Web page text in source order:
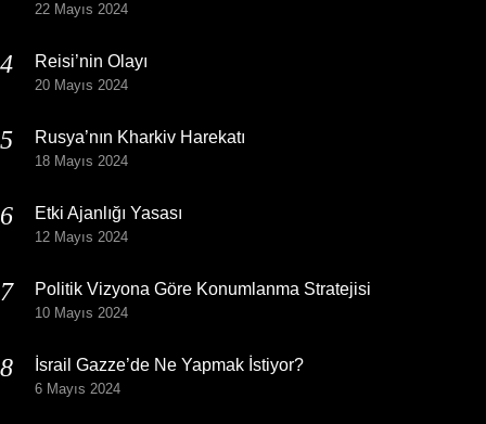
22 Mayıs 2024
Reisi’nin Olayı
20 Mayıs 2024
Rusya’nın Kharkiv Harekatı
18 Mayıs 2024
Etki Ajanlığı Yasası
12 Mayıs 2024
Politik Vizyona Göre Konumlanma Stratejisi
10 Mayıs 2024
İsrail Gazze’de Ne Yapmak İstiyor?
6 Mayıs 2024